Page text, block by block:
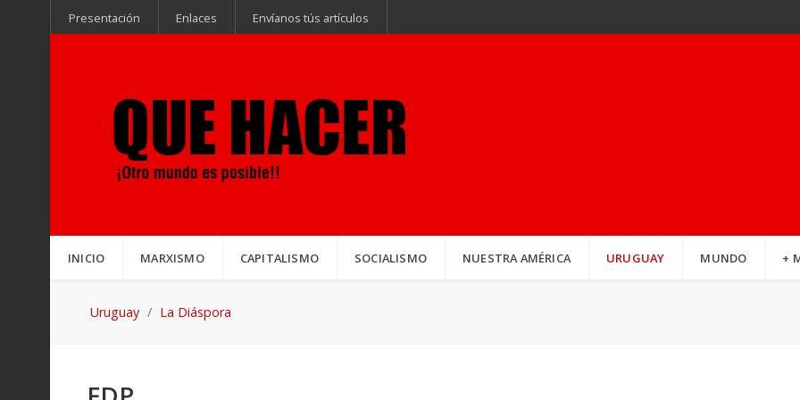
Presentación Enlaces Envíanos tús artículos
INICIO MARXISMO CAPITALISMO SOCIALISMO NUESTRA AMÉRICA URUGUAY MUNDO +
Uruguay La Diáspora